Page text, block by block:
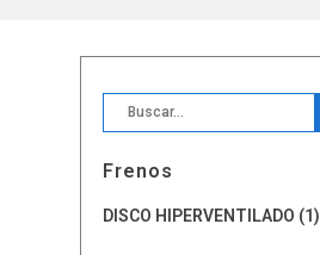
Frenos
DISCO HIPERVENTILADO (1)